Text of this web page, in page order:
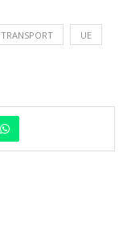
TRANSPORT UE